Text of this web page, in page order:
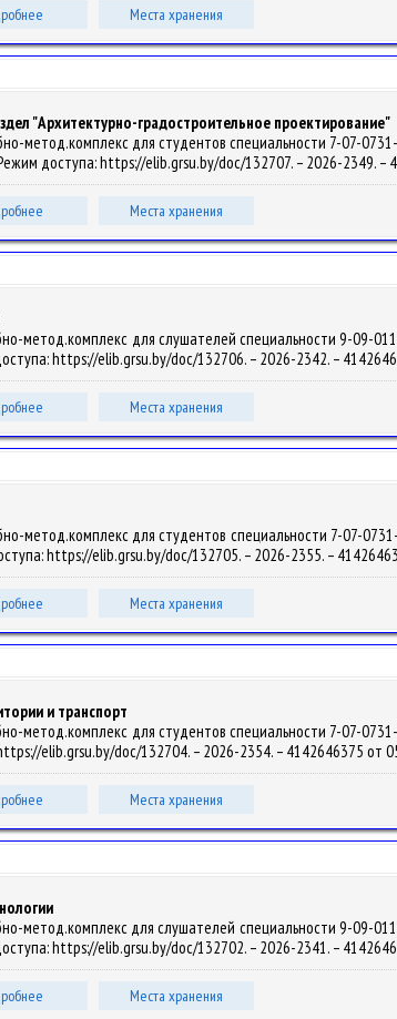
Места хранения
"Архитектурно-градостроительное проектирование"
метод.комплекс для студентов специальности 7-07-
доступа: https://elib.grsu.by/doc/132707. – 2026-2349. –
Места хранения
метод.комплекс для слушателей специальности 9-09-
https://elib.grsu.by/doc/132706. – 2026-2342. –
Места хранения
метод.комплекс для студентов специальности 7-07-
https://elib.grsu.by/doc/132705. – 2026-2355. –
Места хранения
и транспорт
метод.комплекс для студентов специальности 7-07-
elib.grsu.by/doc/132704. – 2026-2354. – 4142646375 от
Места хранения
метод.комплекс для слушателей специальности 9-09-
https://elib.grsu.by/doc/132702. – 2026-2341. –
Места хранения